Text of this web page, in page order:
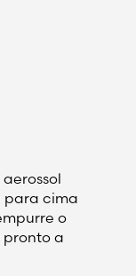
para cima
o
a